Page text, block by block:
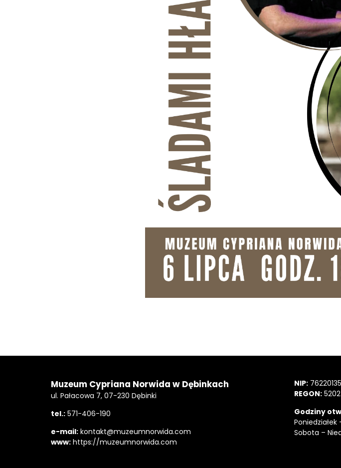
Adres
Muzeum Cypriana Norwida w Dębinkach
ul. Pałacowa 7, 07-230 Dębinki
tel.: 571-406-190
e-mail: kontakt@muzeumnorwida.com
www: https://muzeumnorwida.com
NIP:
REGON:
Godziny
Poniedziałek
Sobota –